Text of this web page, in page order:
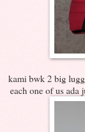
kami bwk 2 big
each one of us